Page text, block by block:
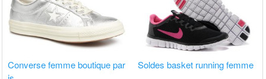
Converse femme boutique par
Soldes basket running femme